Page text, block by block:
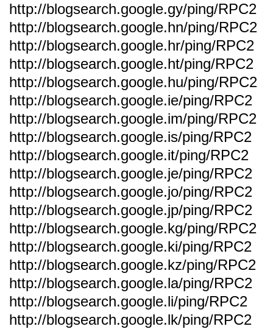
http://blogsearch.google.gy/ping/RPC2
http://blogsearch.google.hn/ping/RPC2
http://blogsearch.google.hr/ping/RPC2
http://blogsearch.google.ht/ping/RPC2
http://blogsearch.google.hu/ping/RPC2
http://blogsearch.google.ie/ping/RPC2
http://blogsearch.google.im/ping/RPC2
http://blogsearch.google.is/ping/RPC2
http://blogsearch.google.it/ping/RPC2
http://blogsearch.google.je/ping/RPC2
http://blogsearch.google.jo/ping/RPC2
http://blogsearch.google.jp/ping/RPC2
http://blogsearch.google.kg/ping/RPC2
http://blogsearch.google.ki/ping/RPC2
http://blogsearch.google.kz/ping/RPC2
http://blogsearch.google.la/ping/RPC2
http://blogsearch.google.li/ping/RPC2
http://blogsearch.google.lk/ping/RPC2